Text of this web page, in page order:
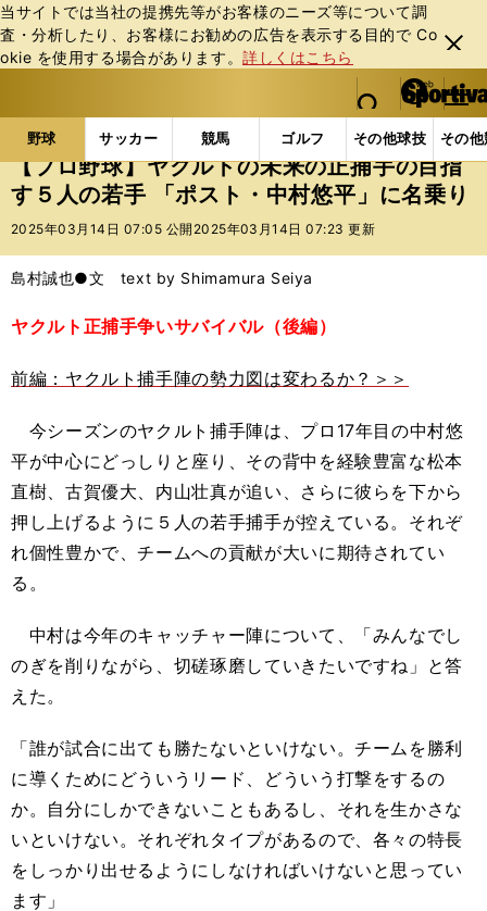
当サイトでは当社の提携先等がお客様のニーズ等について調
査・分析したり、お客様にお勧めの広告を表⽰する⽬的で Co
okie を使⽤する場合があります。詳しくはこちら
閉じ
る
web Sportiva (webスポルティーバ)
検索
マイペ
ー
ジ
メニュ
野球 サッカー 競馬 ゴルフ その他球技 その
b
ス
ポ
ル
バ
野球の記事一覧 プロ野球 【プロ野球】ヤクルトの
【プロ野球】ヤクルトの未来の正捕手の目指
す５人の若手 「ポスト・中村悠平」に名乗り
2025年03月14日 07:05 公開 2025年03月14日 07:23 更新
島村誠也●文 text by Shimamura Seiya
ヤクルト正捕手争いサバイバル（後編）
前編：ヤクルト捕手陣の勢力図は変わるか？＞＞
今シーズンのヤクルト捕手陣は、プロ17年目の中村悠
平が中心にどっしりと座り、その背中を経験豊富な松本
直樹、古賀優大、内山壮真が追い、さらに彼らを下から
押し上げるように５人の若手捕手が控えている。それぞ
れ個性豊かで、チームへの貢献が大いに期待されてい
る。
中村は今年のキャッチャー陣について、「みんなでし
のぎを削りながら、切磋琢磨していきたいですね」と答
えた。
「誰が試合に出ても勝たないといけない。チームを勝利
に導くためにどういうリード、どういう打撃をするの
か。自分にしかできないこともあるし、それを生かさな
いといけない。それぞれタイプがあるので、各々の特長
をしっかり出せるようにしなければいけないと思ってい
ます」